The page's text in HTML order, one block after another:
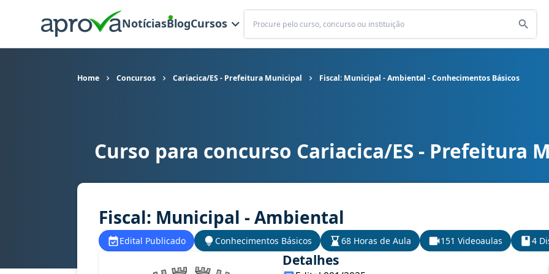
NotíciasBlogCursos
Buscar
Home Concursos Cariacica/ES - Prefeitura Municipal Fiscal: Municipal - Ambiental - Conhecimentos Básicos
Curso para concurso Cariacica/ES - Prefeitura Municipal cargo Fiscal: Municipal - Ambiental - Conhecimentos
Curso para concurso Cariacica/ES - Prefeitura
Fiscal: Municipal - Ambiental
Edital Publicado Conhecimentos Básicos 68 Horas de Aula 151 Videoaulas 4
Detalhes